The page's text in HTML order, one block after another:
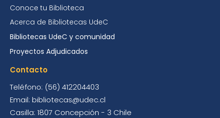
Conoce tu Biblioteca
Acerca de Bibliotecas UdeC
Bibliotecas UdeC y comunidad
Proyectos Adjudicados
Contacto
Teléfono: (56) 412204403
Email: bibliotecas@udec.cl
Casilla: 1807 Concepción - 3 Chile